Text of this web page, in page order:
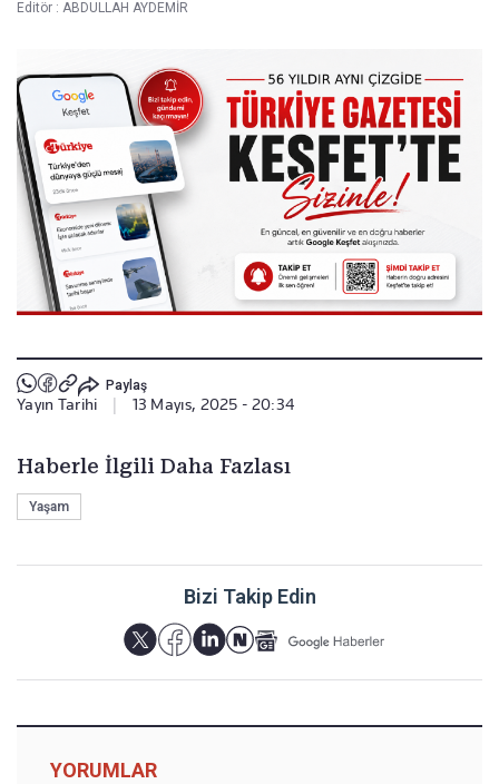
Editör : ABDULLAH AYDEMİR
Paylaş
Yayın Tarihi 13 Mayıs, 2025 - 20:34
Haberle İlgili Daha Fazlası
Yaşam
Bizi Takip Edin
YORUMLAR